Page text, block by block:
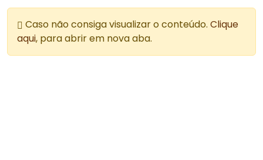
Caso não consiga visualizar o conteúdo. Clique
aqui, para abrir em nova aba.